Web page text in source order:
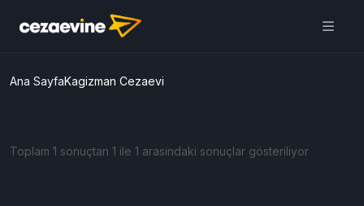
Ana SayfaKagizman Cezaevi
Toplam 1 sonuçtan 1 ile 1 arasındaki sonuçlar gösteriliyor